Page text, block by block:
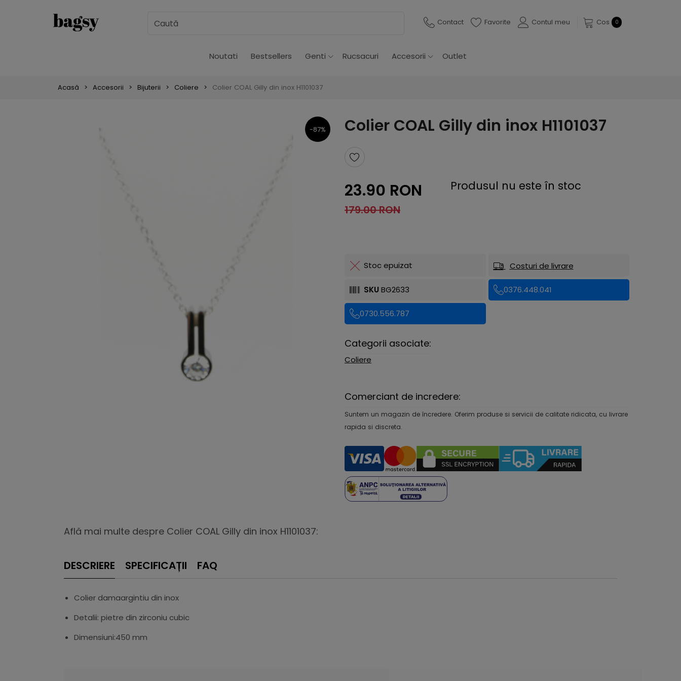
Contact Favorite Contul meu Cos 0
Noutati Bestsellers Genti Rucsacuri Accesorii Outlet
Acasă Accesorii Bijuterii Coliere Colier COAL Gilly din inox H1101037
-87% Colier COAL Gilly din inox H1101037
23.90 RON
179.00 RON
Produsul nu este în stoc
Stoc epuizat Costuri de livrare
SKU BG2633 0376.448.041
0730.556.787
Categorii asociate:
Coliere
Comerciant de incredere:
Suntem un magazin de încredere. Oferim produse si servicii de calitate ridicata, cu livrare
rapida si discreta.
Află mai multe despre Colier COAL Gilly din inox H1101037:
DESCRIERE SPECIFICAȚII FAQ
Colier damaargintiu din inox
Detalii: pietre din zirconiu cubic
Dimensiuni:450 mm